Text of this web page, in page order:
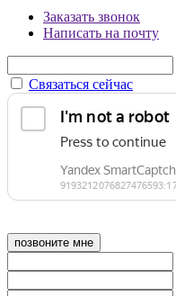
Заказать звонок
Написать на почту
Связаться сейчас
позвоните мне